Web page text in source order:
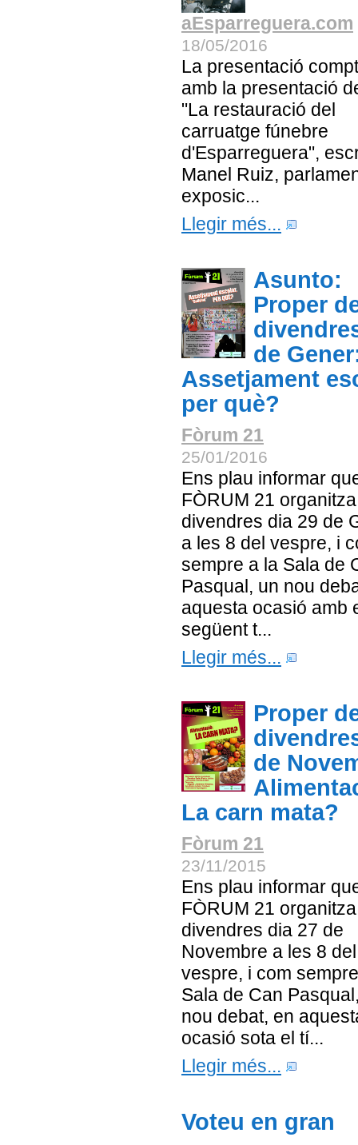
aEsparreguera.com
18/05/2016
La presentació
amb la presentació
"La restauració del
carruatge fúnebre
d'Esparreguera",
Manel Ruiz,
exposic...
Llegir més...
Asunto:
Proper
de
Assetjament
per què?
Fòrum 21
25/01/2016
Ens plau informar
FÒRUM 21
divendres dia 29 de
a les 8 del vespre, i
sempre a la Sala de
Pasqual, un nou
aquesta ocasió amb
següent t...
Llegir més...
Proper
de
La carn mata?
Fòrum 21
23/11/2015
Ens plau informar
FÒRUM 21
divendres dia 27 de
Novembre a les 8 del
vespre, i com
Sala de Can
nou debat, en
ocasió sota el tí...
Llegir més...
Voteu en gran